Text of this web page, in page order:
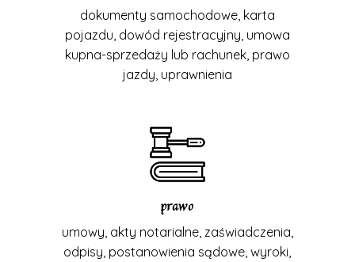
dokumenty samochodowe, karta
pojazdu, dowód rejestracyjny, umowa
kupna-sprzedaży lub rachunek, prawo
jazdy, uprawnienia
prawo
umowy, akty notarialne, zaświadczenia,
odpisy, postanowienia sądowe, wyroki,